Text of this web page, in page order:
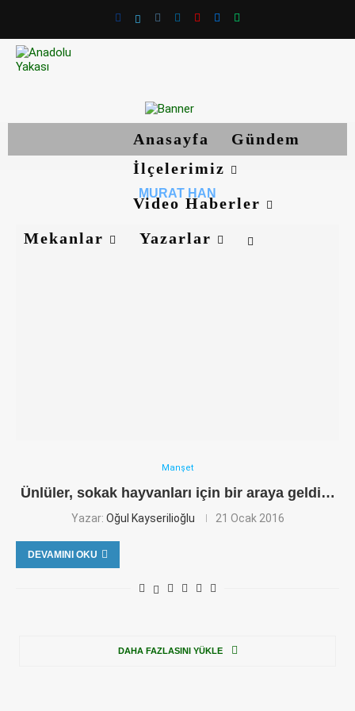
Anasayfa
Gündem
İlçelerimiz
Video Haberler
Mekanlar
Yazarlar
MURAT HAN
Manşet
Ünlüler, sokak hayvanları için bir araya geldi…
Yazar: Oğul Kayserilioğlu 21 Ocak 2016
DEVAMINI OKU
DAHA FAZLASINI YÜKLE